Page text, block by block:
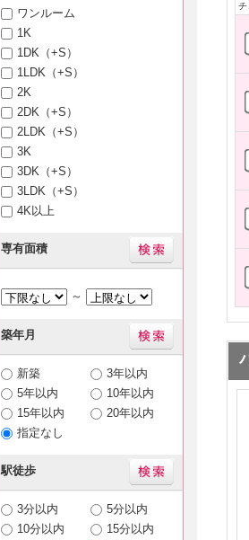
ワンルーム
1K
1DK（+S）
1LDK（+S）
2K
2DK（+S）
2LDK（+S）
3K
3DK（+S）
3LDK（+S）
4K以上
専有面積
～
築年月
新築
3年以内
5年以内
10年以内
15年以内
20年以内
指定なし
駅徒歩
3分以内
5分以内
10分以内
15分以内
チ